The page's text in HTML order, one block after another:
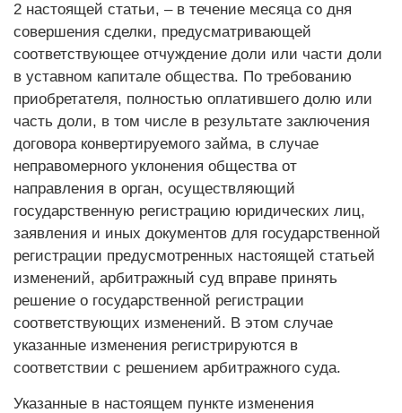
2 настоящей статьи, – в течение месяца со дня
совершения сделки, предусматривающей
соответствующее отчуждение доли или части доли
в уставном капитале общества. По требованию
приобретателя, полностью оплатившего долю или
часть доли, в том числе в результате заключения
договора конвертируемого займа, в случае
неправомерного уклонения общества от
направления в орган, осуществляющий
государственную регистрацию юридических лиц,
заявления и иных документов для государственной
регистрации предусмотренных настоящей статьей
изменений, арбитражный суд вправе принять
решение о государственной регистрации
соответствующих изменений. В этом случае
указанные изменения регистрируются в
соответствии с решением арбитражного суда.
Указанные в настоящем пункте изменения